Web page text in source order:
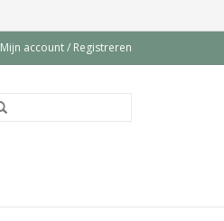
Mijn account / Registreren